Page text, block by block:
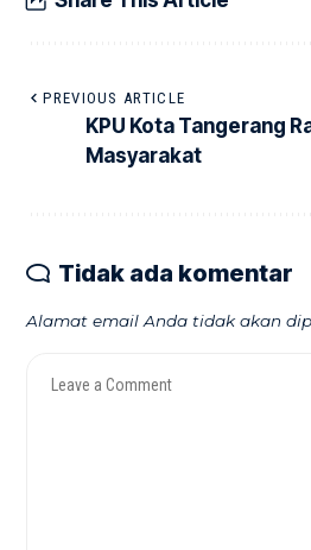
PREVIOUS ARTICLE
KPU Kota Tangerang
Masyarakat
Tidak ada komentar
Alamat email Anda tidak akan